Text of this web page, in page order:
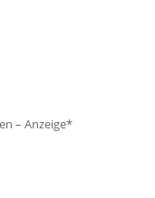
– Anzeige*